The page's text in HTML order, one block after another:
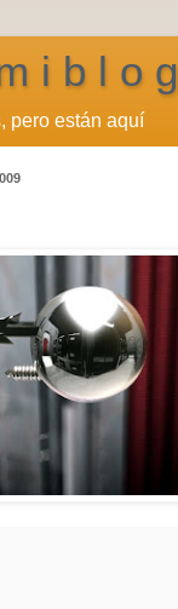
i b l o g
pero están aquí